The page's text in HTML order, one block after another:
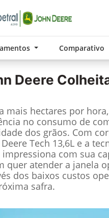
Comparativo
Deere
mais hectares por
no consumo de
dos grãos. Com
Deere Tech 13,6L e a
impressiona com sua
quer atender a janela
dos baixos custos
safra.